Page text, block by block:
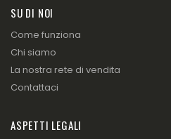
SU DI NOI
Come funziona
Chi siamo
La nostra rete di vendita
Contattaci
ASPETTI LEGALI